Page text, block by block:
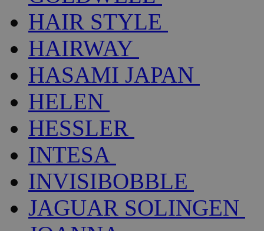
HAIR STYLE
HAIRWAY
HASAMI JAPAN
HELEN
HESSLER
INTESA
INVISIBOBBLE
JAGUAR SOLINGEN